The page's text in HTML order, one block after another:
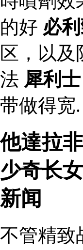
的好 必
区，以
法 犀利士
带做得宽.
他達拉
少奇长
新闻
不管精致